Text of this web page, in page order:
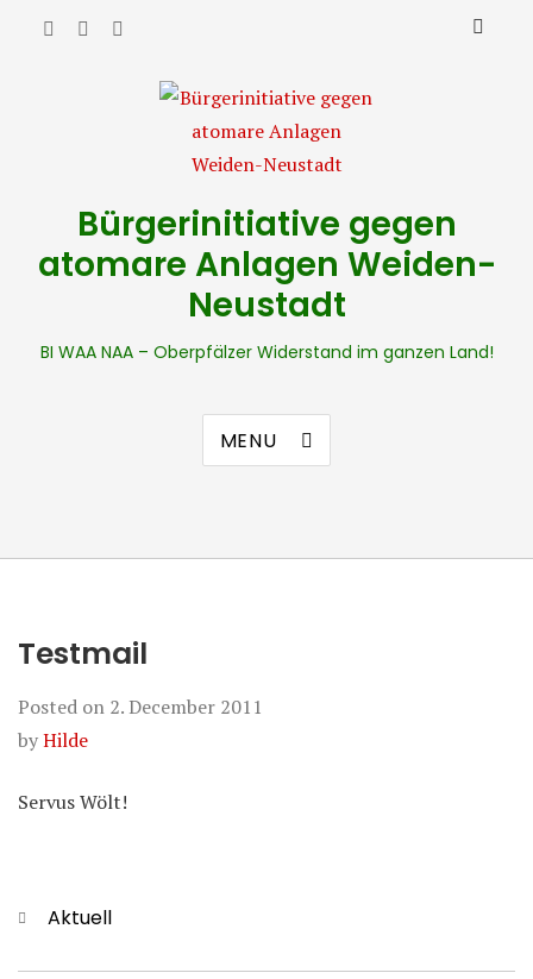
Bürgerinitiative gegen
atomare Anlagen Weiden-
Neustadt
BI WAA NAA – Oberpfälzer Widerstand im ganzen Land!
MENU
Testmail
Posted on 2. December 2011
byHilde
Servus Wölt!
Categories
Aktuell